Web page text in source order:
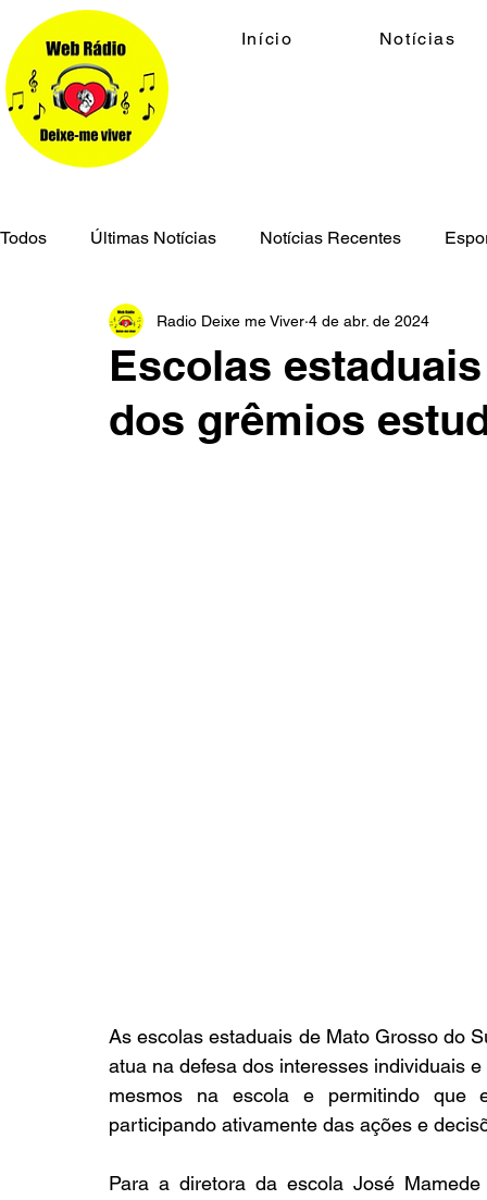
Início Notícias
Todos Últimas Notícias Notícias Recentes
Economia Cidades Meio Ambiente
Segurança Pública
Escolas
dos grêmios
Radio Deixe me Viver 4 de abr. de 2024
As escolas estaduais de Mato Grosso do
atua na defesa dos interesses individuais
mesmos na escola e permitindo que
participando ativamente das ações e
Para a diretora da escola José